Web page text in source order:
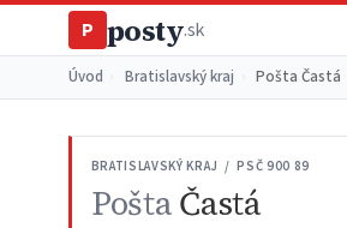
P posty.sk
Úvod Bratislavský kraj Pošta Častá
BRATISLAVSKÝ KRAJ / PSČ 900 89
PoštaČastá